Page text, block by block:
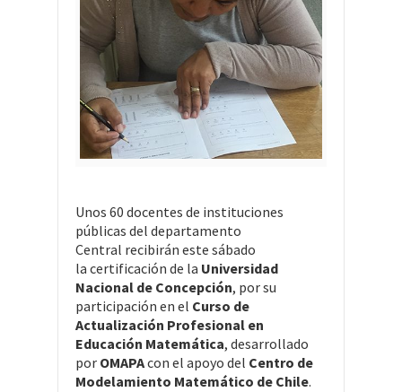
Unos 60 docentes de instituciones
públicas del departamento
Central recibirán este sábado
la certificación de la Universidad
Nacional de Concepción, por su
participación en el Curso de
Actualización Profesional en
Educación Matemática, desarrollado
por OMAPAcon el apoyo del Centro de
Modelamiento Matemático de Chile.